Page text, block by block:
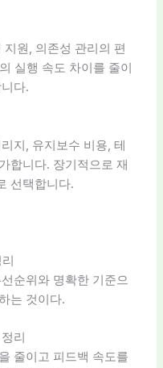
원, 의존성 관리의 편
실행 속도 차이를 줄이
다.
지, 유지보수 비용, 테
합니다. 장기적으로 재
선택합니다.
순위와 명확한 기준으
는 것이다.
리
줄이고 피드백 속도를